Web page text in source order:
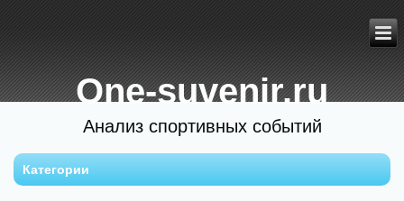
One-suvenir.ru
Анализ спортивных событий
Категории